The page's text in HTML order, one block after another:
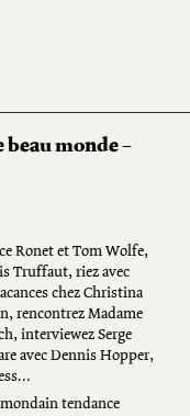
monde –
Ronet et Tom Wolfe,
Truffaut, riez avec
chez Christina
rencontrez Madame
interviewez Serge
avec Dennis Hopper,
tendance